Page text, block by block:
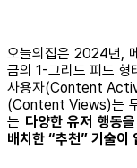
오늘의집은 2024년,
금의 1-그리드 피드 형
사용자(Content
(Content Views)는
는 다양한 유저 행동
배치한 “추천” 기술이